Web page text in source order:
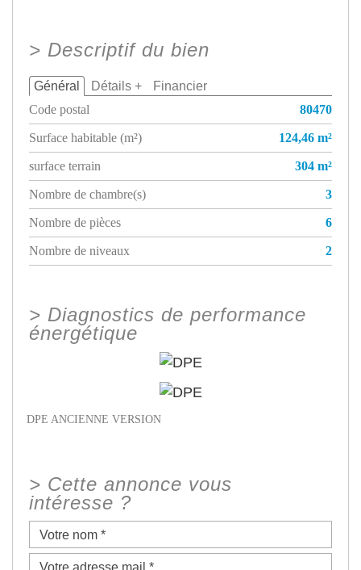
> Descriptif du bien
Général Détails + Financier
Code postal
80470
Surface habitable (m²)
124,46 m²
surface terrain
304 m²
Nombre de chambre(s)
3
Nombre de pièces
6
Nombre de niveaux
2
> Diagnostics de performance
énergétique
DPE ANCIENNE VERSION
> Cette annonce vous
intéresse ?